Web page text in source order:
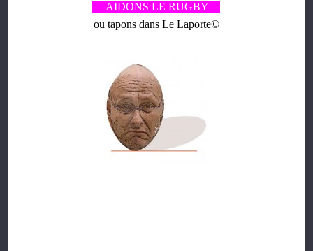
AIDONS LE RUGBY
ou tapons dans Le Laporte©